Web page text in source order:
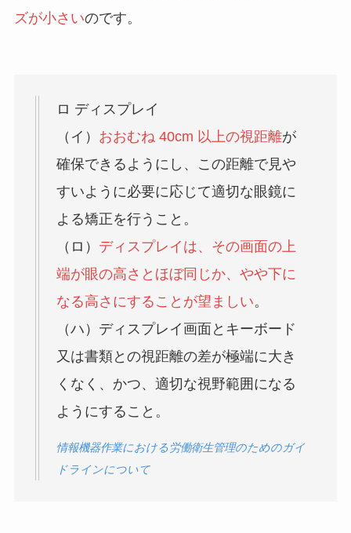
ズが小さいのです。
ロ ディスプレイ
（イ） おおむね 40cm 以上の視距離が
確保できるようにし、この距離で見や
すいように必要に応じて適切な眼鏡に
よる矯正を行うこと。
（ロ） ディスプレイは、その画面の上
端が眼の高さとほぼ同じか、やや下に
なる高さにすることが望ましい。
（ハ）ディスプレイ画面とキーボード
又は書類との視距離の差が極端に大き
くなく、かつ、適切な視野範囲になる
ようにすること。
情報機器作業における労働衛生管理のためのガイ
ドラインについて